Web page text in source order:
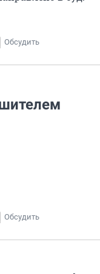
Обсудить
Обсудить